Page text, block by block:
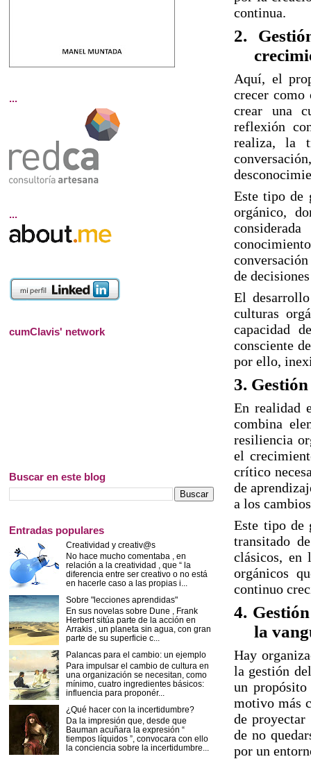
continua.
2.
Aquí, el
crecer
crear una
reflexión
realiza, la
Este tipo de
orgánico,
de
El
culturas
capacidad
consciente
por ello,
3.
En realidad
combina
resiliencia
el
crítico
de
a los
Este tipo de
transitado
clásicos, en
orgánicos
continuo
4.
la
Hay
la gestión
un
motivo más
de proyectar
de no
por un
...
...
cumClavis' network
Buscar en este blog
Entradas populares
Creatividad y creativ@s
No hace mucho comentaba , en
relación a la creatividad , que “ la
diferencia entre ser creativo o no está
en hacerle caso a las propias i...
Sobre "lecciones aprendidas"
En sus novelas sobre Dune , Frank
Herbert sitúa parte de la acción en
Arrakis , un planeta sin agua, con gran
parte de su superficie c...
Palancas para el cambio: un ejemplo
Para impulsar el cambio de cultura en
una organización se necesitan, como
mínimo, cuatro ingredientes básicos:
influencia para proponér...
¿Qué hacer con la incertidumbre?
Da la impresión que, desde que
Bauman acuñara la expresión “
tiempos líquidos ”, convocara con ello
la conciencia sobre la incertidumbre...